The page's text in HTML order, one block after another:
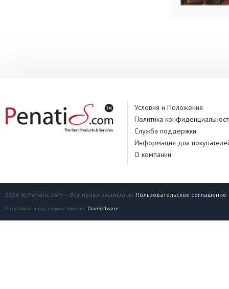
Условия и Положения
Политика
Служба поддержки
Информация для
О компании
2026 © Penatis.com — Все права защищены. Пользовательское соглашение
Разработка и поддержка проекта: DianSoftware